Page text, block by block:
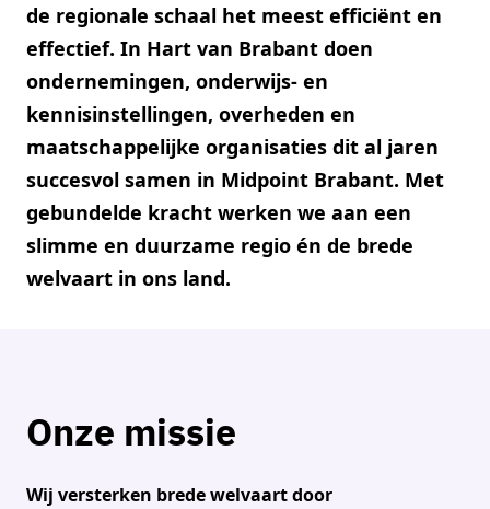
de regionale schaal het meest efficiënt en
effectief. In Hart van Brabant doen
ondernemingen, onderwijs- en
kennisinstellingen, overheden en
maatschappelijke organisaties dit al jaren
succesvol samen in Midpoint Brabant. Met
gebundelde kracht werken we aan een
slimme en duurzame regio én de brede
welvaart in ons land.
Onze missie
Wij versterken brede welvaart door